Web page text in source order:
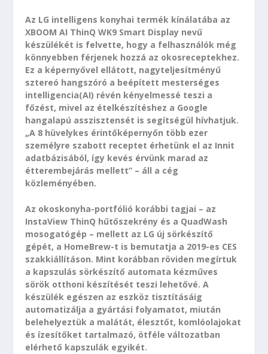
Az LG intelligens konyhai termék kínálatába az
XBOOM AI ThinQ WK9 Smart Display nevű
készülékét is felvette, hogy a felhasználók még
könnyebben férjenek hozzá az okosreceptekhez.
Ez a képernyővel ellátott, nagyteljesítményű
sztereó hangszóró a beépített mesterséges
intelligencia(AI) révén kényelmessé teszi a
főzést, mivel az ételkészítéshez a Google
hangalapú asszisztensét is segítségül hívhatjuk.
„A 8 hüvelykes érintőképernyőn több ezer
személyre szabott receptet érhetünk el az Innit
adatbázisából, így kevés érvünk marad az
étterembejárás mellett” – áll a cég
közleményében.
Az okoskonyha-portfólió korábbi tagjai – az
InstaView ThinQ hűtőszekrény és a QuadWash
mosogatógép – mellett az LG új sörkészítő
gépét, a HomeBrew-t is bemutatja a 2019-es CES
szakkiállításon. Mint korábban röviden megírtuk
a kapszulás sörkészítő automata kézműves
sörök otthoni készítését teszi lehetővé. A
készülék egészen az eszköz tisztításáig
automatizálja a gyártási folyamatot, miután
belehelyeztük a malátát, élesztőt, komlóolajokat
és ízesítőket tartalmazó, ötféle változatban
elérhető kapszulák egyikét.